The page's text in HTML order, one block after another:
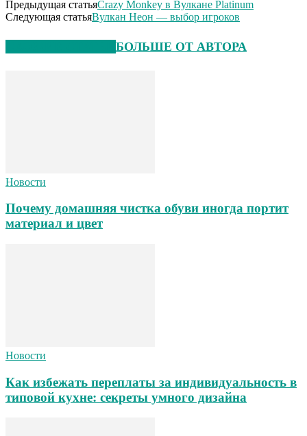
Предыдущая статьяCrazy Monkey в Вулкане Platinum
Следующая статьяВулкан Неон — выбор игроков
БОЛЬШЕ ОТ АВТОРА
Новости
Почему домашняя чистка обуви иногда портит
материал и цвет
Новости
Как избежать переплаты за индивидуальность в
типовой кухне: секреты умного дизайна